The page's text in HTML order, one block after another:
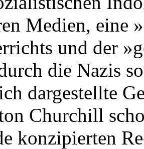
Medien, eine
und der
die Nazis
dargestellte
Churchill
konzipierten